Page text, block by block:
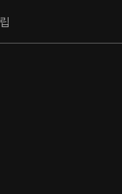
진희)가 환경만화를 위
금 사생활! 젊고 잘생
환경단체 멤버들을
작가’가 사실 어린 시절
교수의 추종자들은 여
럽 골수 멤버 유선생
는데. 자신을 둘러싼
사랑을 속삭인다. 그러
다. ''그동안 잘 살았어
여교수의 마음을 얻을
은밀한 사생활을 지켜